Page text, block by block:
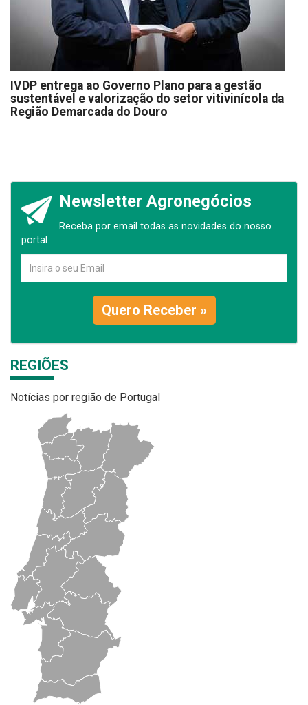
IVDP entrega ao Governo Plano para a gestão
sustentável e valorização do setor vitivinícola da
Região Demarcada do Douro
Newsletter Agronegócios
Receba por email todas as novidades do nosso
portal.
Quero Receber »
REGIÕES
Notícias por região de Portugal